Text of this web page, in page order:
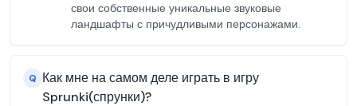
свои собственные уникальные звуковые
ландшафты с причудливыми персонажами.
Q Как мне на самом деле играть в игру
Sprunki(спрунки)?